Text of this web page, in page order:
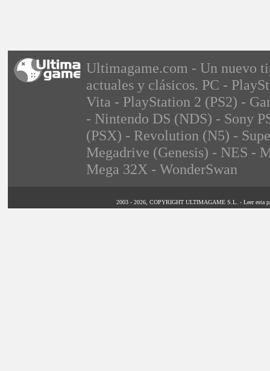
Ultimagame.com - Un nuevo
actuales y clásicos. PC -
Vita - PlayStation 2 (PS2) -
- Nintendo DS (NDS) - Sony
(PSX) - Revolution (N5) -
Megadrive (Genesis) - NES -
Mega 32X - WonderSwan
2003 - 2026, COPYRIGHT ULTIMAGAME S.L. - Leer esta